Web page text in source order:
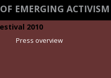
EMERGING
2010
Press overview